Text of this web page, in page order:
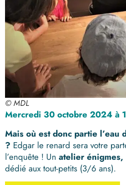
© MDL
Mercredi 30 octobre 2024 à
Mais où est donc partie l’eau
? Edgar le renard sera votre
l’enquête ! Un atelier énigmes,
dédié aux tout-petits (3/6 ans).